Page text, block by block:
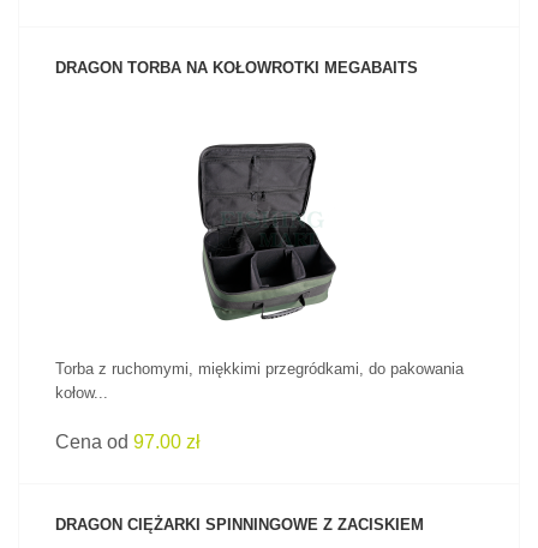
DRAGON TORBA NA KOŁOWROTKI MEGABAITS
ZOBACZ PRODUKT
Torba z ruchomymi, miękkimi przegródkami, do pakowania
kołow...
Cena od 97.00 zł
DRAGON CIĘŻARKI SPINNINGOWE Z ZACISKIEM